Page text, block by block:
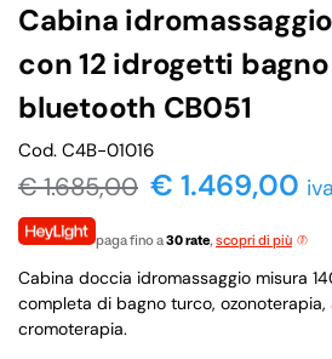
Cabina
con 12 idrogetti
bluetooth CB051
Cod. C4B-01016
€1.685,00 € 1.469,00
paga fino a30 rate, scopri di più
Cabina doccia idromassaggio misura
completa di bagno turco, ozonoterapia,
cromoterapia.